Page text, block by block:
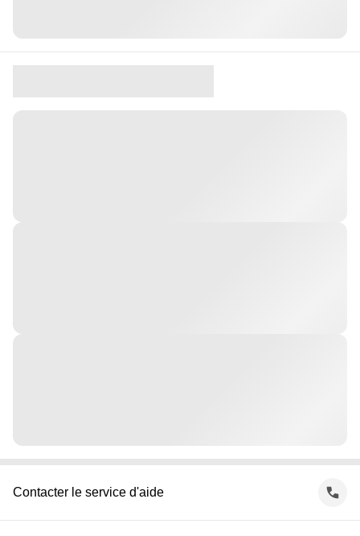
Contacter le service d'aide